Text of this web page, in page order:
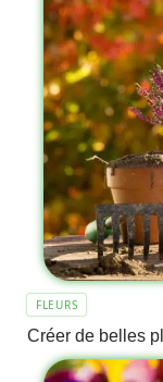
FLEURS
Créer de belles